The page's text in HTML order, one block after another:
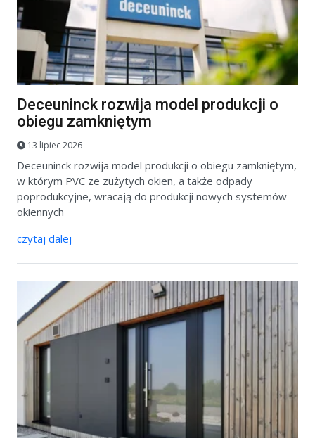
Deceuninck rozwija model produkcji o
obiegu zamkniętym
13 lipiec 2026
Deceuninck rozwija model produkcji o obiegu zamkniętym,
w którym PVC ze zużytych okien, a także odpady
poprodukcyjne, wracają do produkcji nowych systemów
okiennych
czytaj dalej